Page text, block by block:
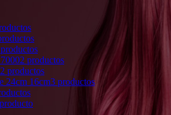
2 productos
2 productos
24cm 16cm3 productos